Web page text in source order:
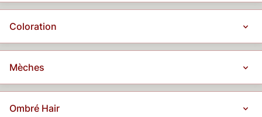
Coloration
Mèches
Ombré Hair